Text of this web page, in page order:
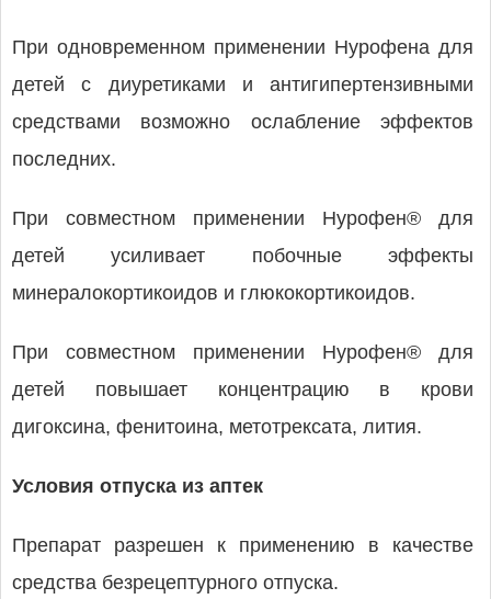
При одновременном применении Нурофена для
детей с диуретиками и антигипертензивными
средствами возможно ослабление эффектов
последних.
При совместном применении Нурофен® для
детей усиливает побочные эффекты
минералокортикоидов и глюкокортикоидов.
При совместном применении Нурофен® для
детей повышает концентрацию в крови
дигоксина, фенитоина, метотрексата, лития.
Условия отпуска из аптек
Препарат разрешен к применению в качестве
средства безрецептурного отпуска.